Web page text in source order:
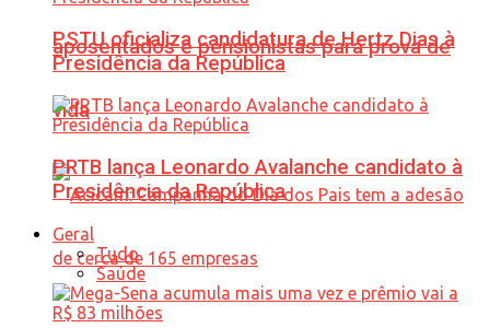
aposentados e pensionistas para prova de
vida
PSTU oficializa candidatura de Hertz Dias à
Presidência da República
PRTB lança Leonardo Avalanche candidato à
Presidência da República
Geral
Tudo
Saúde